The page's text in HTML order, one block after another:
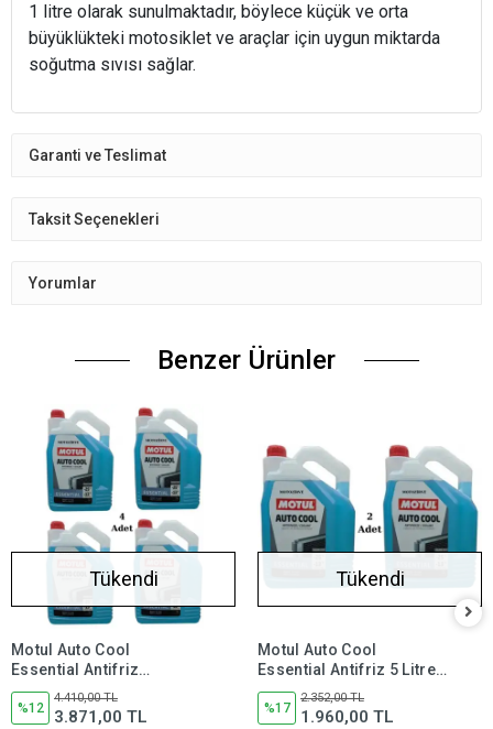
1 litre olarak sunulmaktadır, böylece küçük ve orta
büyüklükteki motosiklet ve araçlar için uygun miktarda
soğutma sıvısı sağlar.
Garanti ve Teslimat
Taksit Seçenekleri
Yorumlar
Benzer Ürünler
Tükendi
Motul Auto Cool
Essential Antifriz
Soğutma Sıvısı 5 Litre -25
c (4 Adet)
%12
4.410,00 TL
3.871,00 TL
Tükendi
Motul Auto Cool
Essential Antifriz 5 Litre
-25 c (2 Adet)
%17
2.352,00 TL
1.960,00 TL